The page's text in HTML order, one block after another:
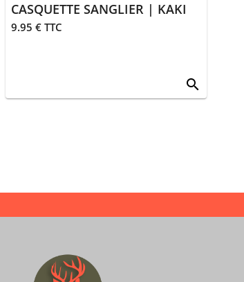
CASQUETTE SANGLIER | KAKI
9.95 € TTC
search